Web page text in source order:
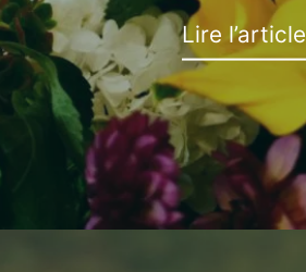
Lire l’article